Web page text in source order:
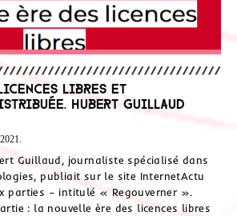
libres et
Hubert Guillaud
Guillaud, journaliste spécialisé dans
publiait sur le site InternetActu
parties – intitulé « Regouverner ».
: la nouvelle ère des licences libres